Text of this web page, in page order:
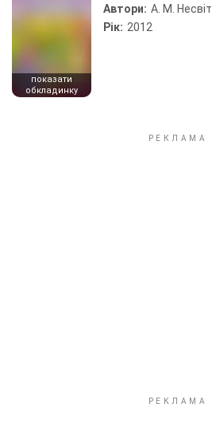
показати
обкладинку
Автори: А. М. Несвіт
Рік: 2012